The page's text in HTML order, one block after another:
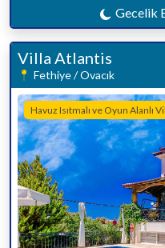
Gecelik
Villa Atlantis
Fethiye / Ovacık
Havuz Isıtmalı ve Oyun Alanlı